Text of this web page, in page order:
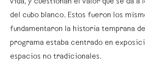
vida, y cuestionan el valor que se da a
del cubo blanco. Estos fueron los
fundamentaron la historia temprana
programa estaba centrado en
espacios no tradicionales.